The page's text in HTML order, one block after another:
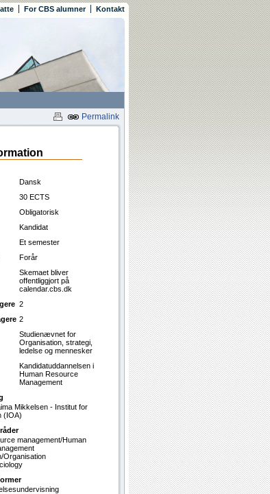
For CBS alumner Kontakt
Permalink
Dansk
30 ECTS
Obligatorisk
Kandidat
Et semester
Forår
Skemaet bliver
offentliggjort på
calendar.cbs.dk
2
2
Studienævnet for
Organisation, strategi,
ledelse og mennesker
Kandidatuddannelsen i
Human Resource
Management
Mikkelsen - Institut for
(IOA)
management/Human
Organisation